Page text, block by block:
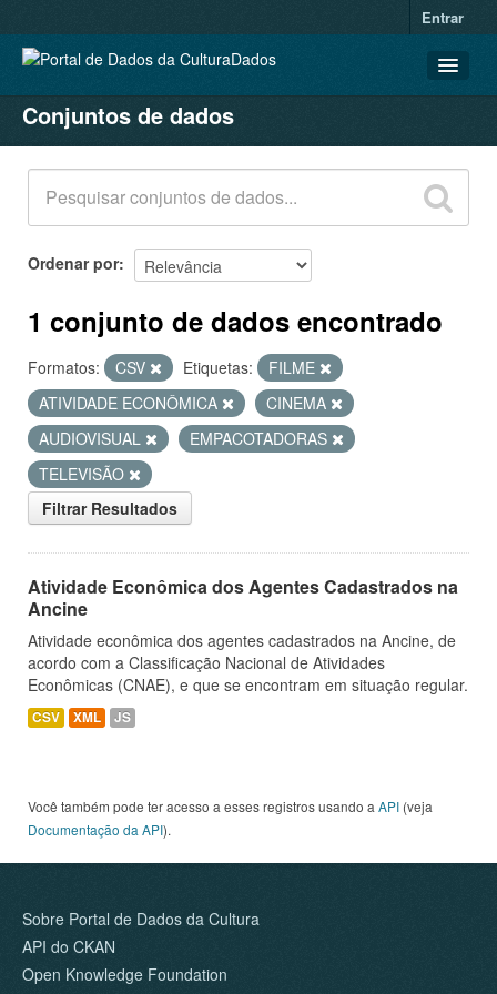
Entrar
CONJUNTOS DE DADOS
ORGANIZAÇÕES
GRUPOS
SOBRE
Conjuntos de dados
Ordenar por
1 conjunto de dados encontrado
Formatos: CSV Etiquetas:
FILME
ATIVIDADE ECONÔMICA
CINEMA
AUDIOVISUAL
EMPACOTADORAS
TELEVISÃO
Filtrar Resultados
Atividade Econômica dos Agentes Cadastrados na
Ancine
Atividade econômica dos agentes cadastrados na Ancine, de
acordo com a Classificação Nacional de Atividades
Econômicas (CNAE), e que se encontram em situação regular.
CSV XML JS
Você também pode ter acesso a esses registros usando a API (veja
Documentação da API).
Sobre Portal de Dados da Cultura
API do CKAN
Open Knowledge Foundation